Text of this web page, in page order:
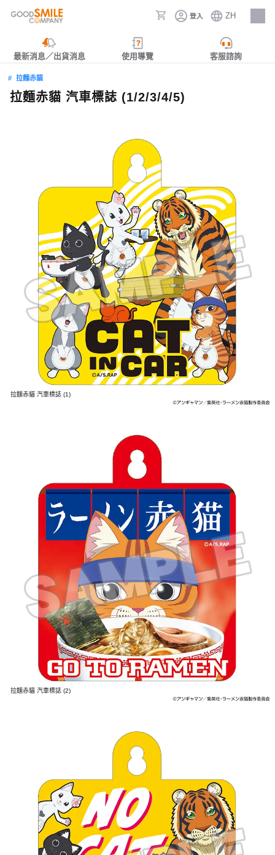
登入 ZH
人才招募
最新消息／出貨消息 使用導覽 客服諮詢
拉麵赤貓
拉麵赤貓 汽車標誌 (1/2/3/4/5)
拉麵赤貓 汽車標誌 (1)
拉麵赤貓 汽車標誌 (2)